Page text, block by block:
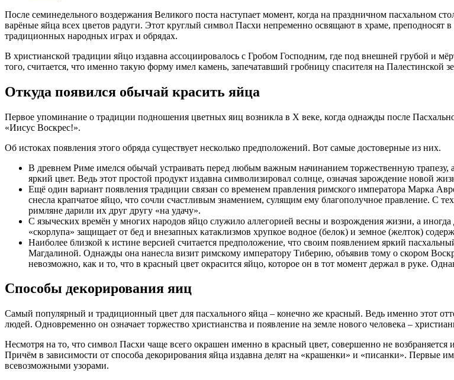
После семинедельного воздержания Великого поста наступает момент, когда на праздничном пасхальном
варёные яйца всех цветов радуги. Этот круглый символ Пасхи непременно освящают в храме, преподносят
традиционных народных играх и обрядах.
В христианской традиции яйцо издавна ассоциировалось с Гробом Господним, где под внешней грубой и
того, считается, что именно такую форму имел камень, запечатавший гробницу спасителя на Палестинской
Откуда появился обычай красить яйца
Первое упоминание о традиции подношения цветных яиц возникла в X веке, когда однажды после
«Иисус Воскрес!».
Об истоках появления этого обряда существует несколько предположений. Вот самые достоверные из них.
В древнем Риме имелся обычай устраивать перед любым важным начинанием торжественную трапезу,
яркий цвет. Ведь этот простой продукт издавна символизировал солнце, означая зарождение новой
Ещё один вариант появления традиции связан со временем правления римского императора Марка
снесла крапчатое яйцо, что сочли счастливым знамением, сулящим ему благополучное правление. С
римляне дарили их друг другу «на удачу».
С языческих времён у многих народов яйцо служило аллегорией весны и возрождения жизни, а
«скорлупа» защищает от бед и внезапных катаклизмов хрупкое водное (белок) и земное (желток)
Наиболее близкой к истине версией считается предположение, что своим появлением яркий
Магдалиной. Однажды она нанесла визит римскому императору Тиберию, объявив тому о скором
невозможно, как и то, что в красный цвет окрасится яйцо, которое он в тот момент держал в руке.
Способы декорирования яиц
Самый популярный и традиционный цвет для пасхального яйца – конечно же красный. Ведь именно этот
людей. Одновременно он означает торжество христианства и появление на земле нового человека –
Несмотря на то, что символ Пасхи чаще всего окрашен именно в красный цвет, совершенно не
Причём в зависимости от способа декорирования яйца издавна делят на «крашенки» и «писанки». Первые
всевозможными узорами.